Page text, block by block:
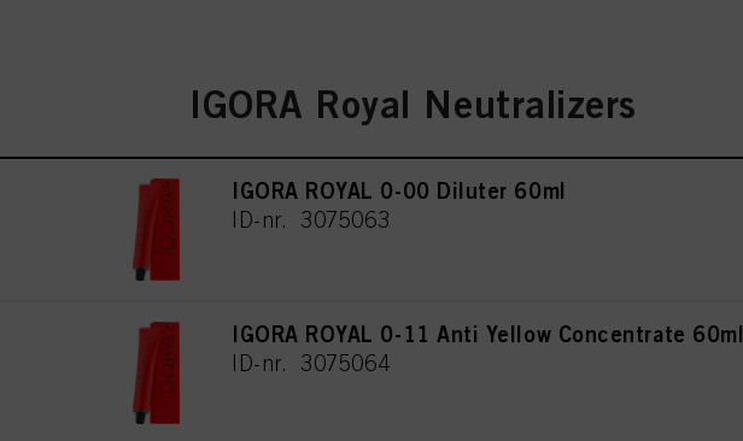
IGORA Royal Neutralizers
IGORA ROYAL 0-00 Diluter 60ml
ID-nr. 3075063
IGORA ROYAL 0-11 Anti Yellow Concentrate 60ml
ID-nr. 3075064